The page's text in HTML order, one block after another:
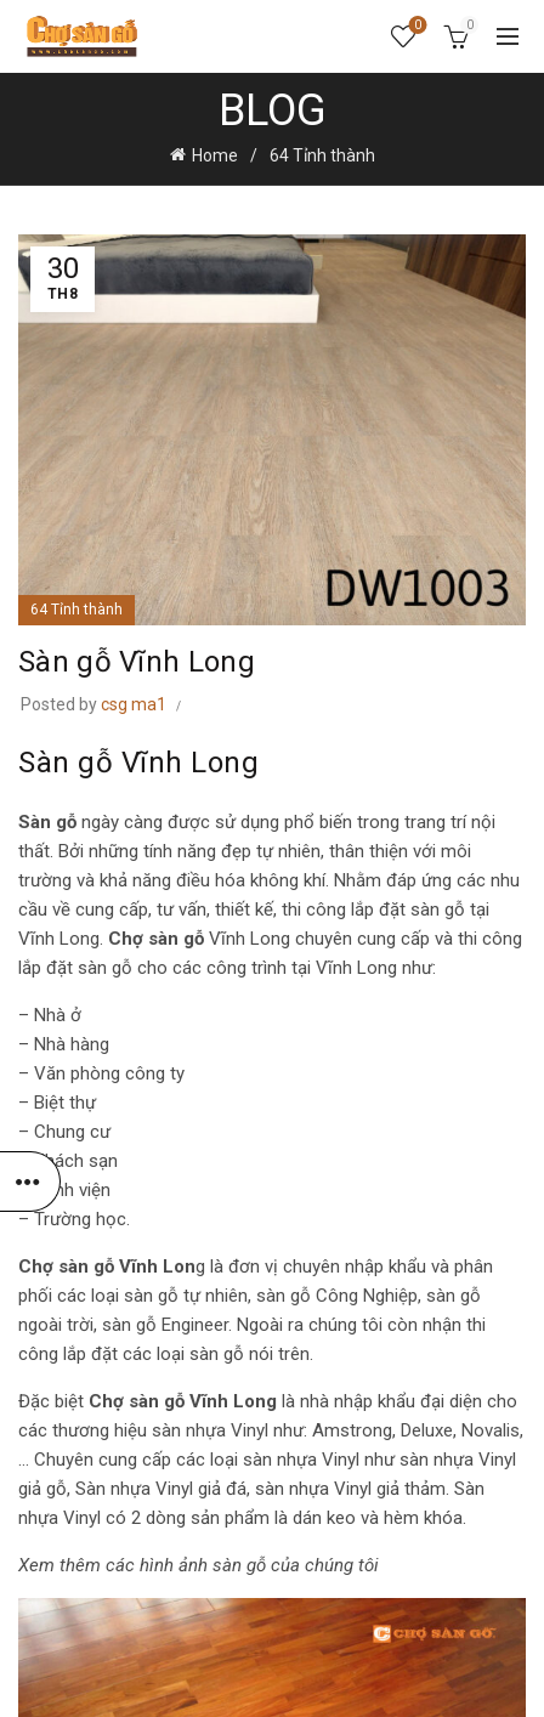
0 0
BLOG
Home 64 Tỉnh thành
30
TH8
64 Tỉnh thành
Sàn gỗ Vĩnh Long
Posted bycsg ma1
Sàn gỗ Vĩnh Long
Sàn gỗ ngày càng được sử dụng phổ biến trong trang trí nội
thất. Bởi những tính năng đẹp tự nhiên, thân thiện với môi
trường và khả năng điều hóa không khí. Nhằm đáp ứng các nhu
cầu về cung cấp, tư vấn, thiết kế, thi công lắp đặt sàn gỗ tại
Vĩnh Long. Chợ sàn gỗ Vĩnh Long chuyên cung cấp và thi công
lắp đặt sàn gỗ cho các công trình tại Vĩnh Long như:
– Nhà ở
– Nhà hàng
– Văn phòng công ty
– Biệt thự
– Chung cư
– Khách sạn
– Bệnh viện
– Trường học.
Chợ sàn gỗ Vĩnh Long là đơn vị chuyên nhập khẩu và phân
phối các loại sàn gỗ tự nhiên, sàn gỗ Công Nghiệp, sàn gỗ
ngoài trời, sàn gỗ Engineer. Ngoài ra chúng tôi còn nhận thi
công lắp đặt các loại sàn gỗ nói trên.
Đặc biệt Chợ sàn gỗ Vĩnh Long là nhà nhập khẩu đại diện cho
các thương hiệu sàn nhựa Vinyl như: Amstrong, Deluxe, Novalis,
… Chuyên cung cấp các loại sàn nhựa Vinyl như sàn nhựa Vinyl
giả gỗ, Sàn nhựa Vinyl giả đá, sàn nhựa Vinyl giả thảm. Sàn
nhựa Vinyl có 2 dòng sản phẩm là dán keo và hèm khóa.
Xem thêm các hình ảnh sàn gỗ của chúng tôi